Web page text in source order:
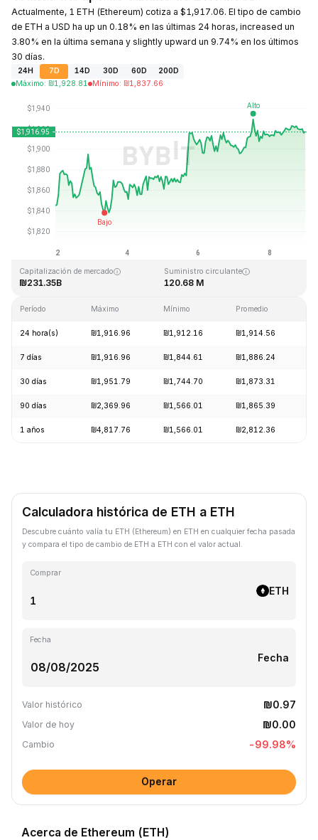
Actualmente, 1 ETH (Ethereum) cotiza a $1,917.06. El tipo de cambio
de ETH a USD ha up un 0.18% en las últimas 24 horas, increased un
3.80% en la última semana y slightly upward un 9.74% en los últimos
30 días.
24H 7D 14D 30D 60D
200D
Máximo: ₪1,928.81 Mínimo: ₪1,837.66
Última actualización: 2026-08-08, 23:56 GMT+0
₪4,946.05 ₪0.432979
Capitalización de mercado
₪231.35B
Suministro circulante
120.68 M
Período Máximo Mínimo Promedio
24 hora(s) ₪1,916.96 ₪1,912.16 ₪1,914.56
7 días ₪1,916.96 ₪1,844.61 ₪1,886.24
30 días ₪1,951.79 ₪1,744.70 ₪1,873.31
90 días ₪2,369.96 ₪1,566.01 ₪1,865.39
1 años ₪4,817.76 ₪1,566.01 ₪2,812.36
Calculadora histórica de ETH a ETH
Descubre cuánto valía tu ETH (Ethereum) en ETH en cualquier fecha pasada
y compara el tipo de cambio de ETH a ETH con el valor actual.
Comprar
ETH
Fecha
Fecha
Valor histórico ₪0.97
Valor de hoy ₪0.00
Cambio -99.98%
Operar
Acerca de Ethereum (ETH)